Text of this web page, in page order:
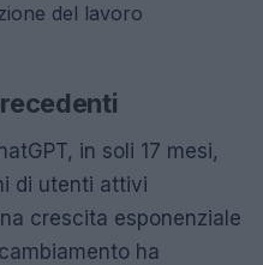
del lavoro
in soli 17 mesi,
di utenti attivi
crescita esponenziale
ha